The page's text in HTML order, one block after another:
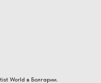
World в Болгарии.